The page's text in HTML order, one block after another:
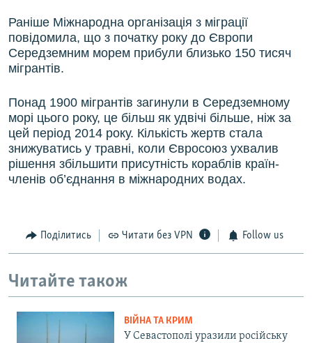
Раніше Міжнародна організація з міграції
повідомила, що з початку року до Європи
Середземним морем прибули близько 150 тисяч
мігрантів.
Понад 1900 мігрантів загинули в Середземному
морі цього року, це більш як удвічі більше, ніж за
цей період 2014 року. Кількість жертв стала
знижуватись у травні, коли Євросоюз ухвалив
рішення збільшити присутність кораблів країн-
членів об’єднання в міжнародних водах.
Поділитись Читати без VPN Follow us
Читайте також
ВІЙНА ТА КРИМ
У Севастополі уразили російську